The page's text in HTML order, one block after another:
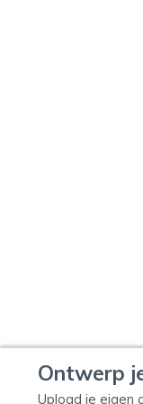
Ontwerp
Upload je eigen